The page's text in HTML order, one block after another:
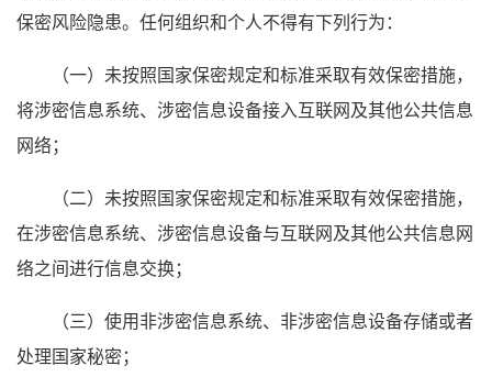
保密风险隐患。任何组织和个人不得有下列行为：
（一）未按照国家保密规定和标准采取有效保密措施，
将涉密信息系统、涉密信息设备接入互联网及其他公共信息
网络；
（二）未按照国家保密规定和标准采取有效保密措施，
在涉密信息系统、涉密信息设备与互联网及其他公共信息网
络之间进行信息交换；
（三）使用非涉密信息系统、非涉密信息设备存储或者
处理国家秘密；